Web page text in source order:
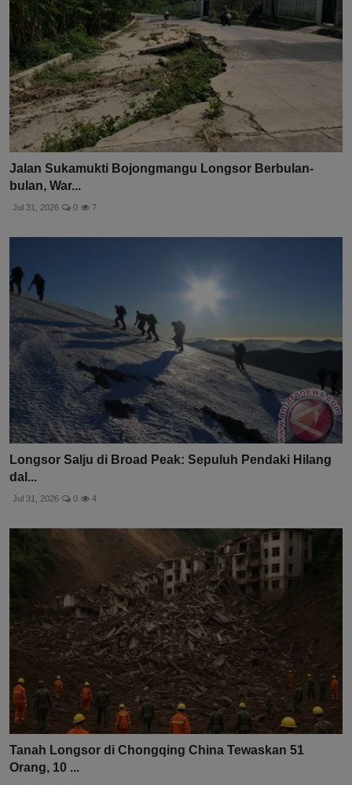
Jalan Sukamukti Bojongmangu Longsor Berbulan-
bulan, War...
Jul 31, 2026 0 7
Longsor Salju di Broad Peak: Sepuluh Pendaki Hilang
dal...
Jul 31, 2026 0 4
Tanah Longsor di Chongqing China Tewaskan 51
Orang, 10 ...